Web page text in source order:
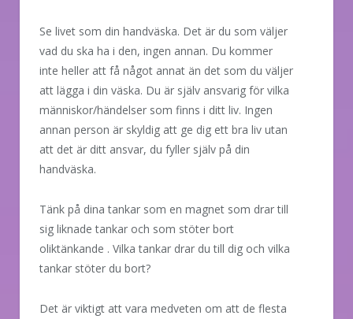
Se livet som din handväska. Det är du som väljer
vad du ska ha i den, ingen annan. Du kommer
inte heller att få något annat än det som du väljer
att lägga i din väska. Du är själv ansvarig för vilka
människor/händelser som finns i ditt liv. Ingen
annan person är skyldig att ge dig ett bra liv utan
att det är ditt ansvar, du fyller själv på din
handväska.
Tänk på dina tankar som en magnet som drar till
sig liknade tankar och som stöter bort
oliktänkande . Vilka tankar drar du till dig och vilka
tankar stöter du bort?
Det är viktigt att vara medveten om att de flesta